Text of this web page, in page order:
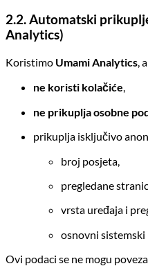
2.2. Automatski
Analytics)
Koristimo Umami Analytics ,
ne koristi kolačiće
ne prikuplja osobne
prikuplja isključivo
broj posjeta,
pregledane
vrsta uređaja i
osnovni sistemski
Ovi podaci se ne mogu